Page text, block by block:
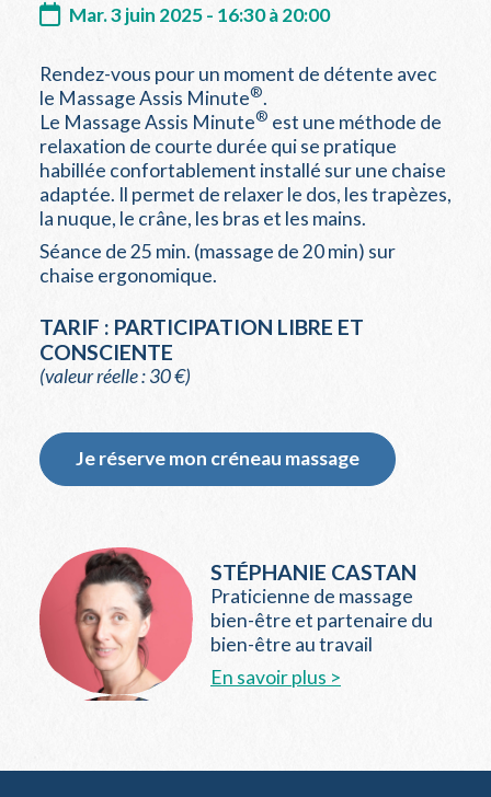
Mar. 3 juin 2025 - 16:30 à 20:00
Rendez-vous pour un moment de détente avec
le Massage Assis Minute®.
Le Massage Assis Minute® est une méthode de
relaxation de courte durée qui se pratique
habillée confortablement installé sur une chaise
adaptée. Il permet de relaxer le dos, les trapèzes,
la nuque, le crâne, les bras et les mains.
Séance de 25 min. (massage de 20 min) sur
chaise ergonomique.
TARIF : PARTICIPATION LIBRE ET
CONSCIENTE
(valeur réelle : 30 €)
Je réserve mon créneau massage
STÉPHANIE CASTAN
Praticienne de massage
bien-être et partenaire du
bien-être au travail
En savoir plus >